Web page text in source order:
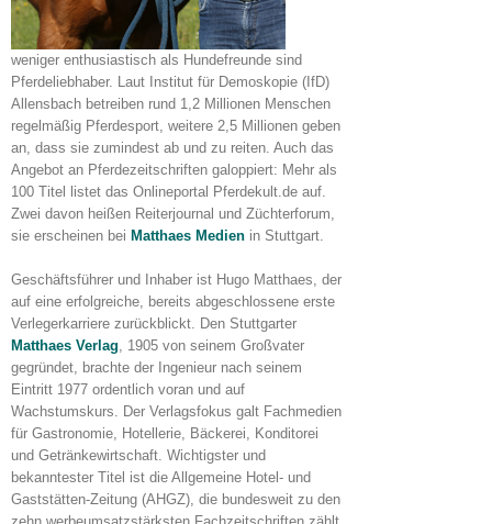
weniger enthusiastisch als Hundefreunde sind
Pferdeliebhaber. Laut Institut für Demoskopie (IfD)
Allensbach betreiben rund 1,2 Millionen Menschen
regelmäßig Pferdesport, weitere 2,5 Millionen geben
an, dass sie zumindest ab und zu reiten. Auch das
Angebot an Pferdezeitschriften galoppiert: Mehr als
100 Titel listet das Onlineportal Pferdekult.de auf.
Zwei davon heißen Reiterjournal und Züchterforum,
sie erscheinen bei Matthaes Medien in Stuttgart.
Geschäftsführer und Inhaber ist Hugo Matthaes, der
auf eine erfolgreiche, bereits abgeschlossene erste
Verlegerkarriere zurückblickt. Den Stuttgarter
Matthaes Verlag , 1905 von seinem Großvater
gegründet, brachte der Ingenieur nach seinem
Eintritt 1977 ordentlich voran und auf
Wachstumskurs. Der Verlagsfokus galt Fachmedien
für Gastronomie, Hotellerie, Bäckerei, Konditorei
und Getränkewirtschaft. Wichtigster und
bekanntester Titel ist die Allgemeine Hotel- und
Gaststätten-Zeitung (AHGZ), die bundesweit zu den